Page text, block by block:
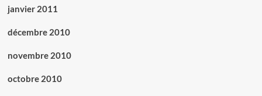
janvier 2011
décembre 2010
novembre 2010
octobre 2010